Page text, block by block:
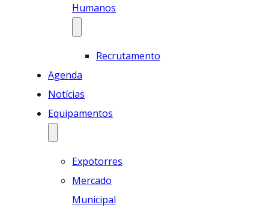
Humanos
Recrutamento
Agenda
Notícias
Equipamentos
Expotorres
Mercado
Municipal